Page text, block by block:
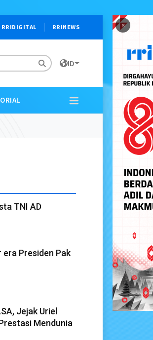
×
RRIDIGITAL RRINEWS
ID
TNI AD
Presiden Pak
Jejak Uriel
Mendunia